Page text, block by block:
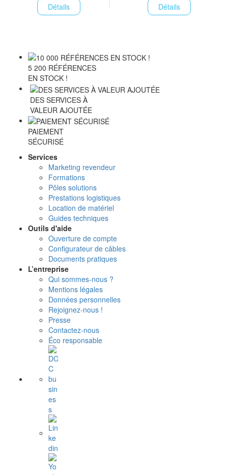
Détails Détails
5 200 RÉFÉRENCES
EN STOCK !
DES SERVICES À
VALEUR AJOUTÉE
PAIEMENT
SÉCURISÉ
Services
Marketing revendeur
Formations
Pôles solutions
Prestations logistiques
Location de matériel
Guides techniques
Outils d'aide
Ouverture de compte
Configurateur de câbles
Documents pratiques
L’entreprise
Qui sommes-nous ?
Mentions légales
Données personnelles
Rejoignez-nous !
Presse
Contactez-nous
Éco responsable